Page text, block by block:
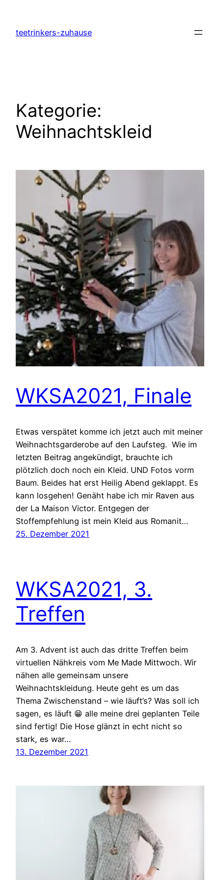
springen
teetrinkers-zuhause
Kategorie:
Weihnachtskleid
WKSA2021, Finale
Etwas verspätet komme ich jetzt auch mit meiner
Weihnachtsgarderobe auf den Laufsteg. Wie im
letzten Beitrag angekündigt, brauchte ich
plötzlich doch noch ein Kleid. UND Fotos vorm
Baum. Beides hat erst Heilig Abend geklappt. Es
kann losgehen! Genäht habe ich mir Raven aus
der La Maison Victor. Entgegen der
Stoffempfehlung ist mein Kleid aus Romanit…
25. Dezember 2021
WKSA2021, 3.
Treffen
Am 3. Advent ist auch das dritte Treffen beim
virtuellen Nähkreis vom Me Made Mittwoch. Wir
nähen alle gemeinsam unsere
Weihnachtskleidung. Heute geht es um das
Thema Zwischenstand – wie läuft’s? Was soll ich
sagen, es läuft 😁 alle meine drei geplanten Teile
sind fertig! Die Hose glänzt in echt nicht so
stark, es war…
13. Dezember 2021